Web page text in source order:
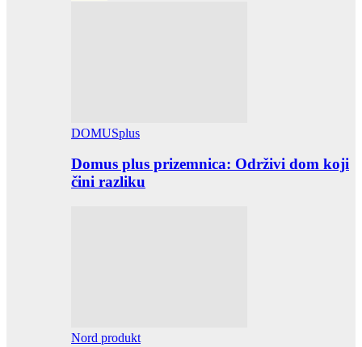
DOMUSplus
Domus plus prizemnica: Održivi dom koji
čini razliku
Nord produkt